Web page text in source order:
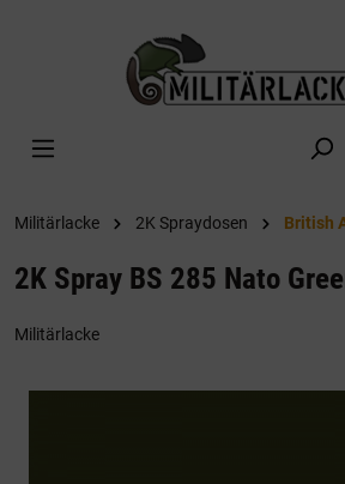
Militärlacke 2K Spraydosen British
2K Spray BS 285 Nato
Militärlacke